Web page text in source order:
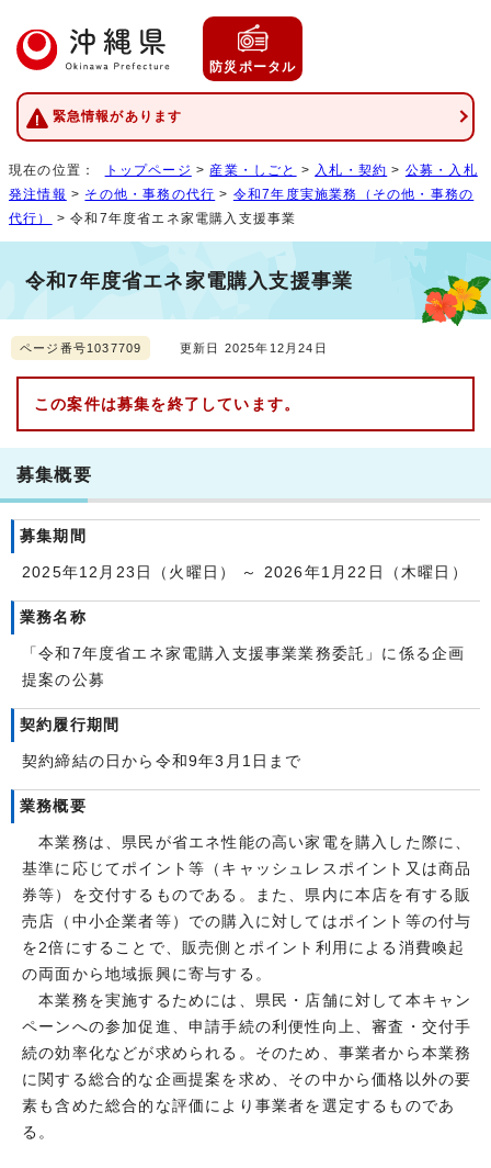
防災ポータル
緊急情報があります
現在の位置： トップページ > 産業・しごと > 入札・契約 > 公募・入札
発注情報 > その他・事務の代行 > 令和7年度実施業務（その他・事務の
代行）
> 令和7年度省エネ家電購入支援事業
令和7年度省エネ家電購入支援事業
ページ番号1037709 更新日 2025年12月24日
この案件は募集を終了しています。
募集概要
募集期間
2025年12月23日（火曜日） ～ 2026年1月22日（木曜日）
業務名称
「令和7年度省エネ家電購入支援事業業務委託」に係る企画
提案の公募
契約履行期間
契約締結の日から令和9年3月1日まで
業務概要
本業務は、県民が省エネ性能の高い家電を購入した際に、
基準に応じてポイント等（キャッシュレスポイント又は商品
券等）を交付するものである。また、県内に本店を有する販
売店（中小企業者等）での購入に対してはポイント等の付与
を2倍にすることで、販売側とポイント利用による消費喚起
の両面から地域振興に寄与する。
本業務を実施するためには、県民・店舗に対して本キャン
ペーンへの参加促進、申請手続の利便性向上、審査・交付手
続の効率化などが求められる。そのため、事業者から本業務
に関する総合的な企画提案を求め、その中から価格以外の要
素も含めた総合的な評価により事業者を選定するものであ
る。